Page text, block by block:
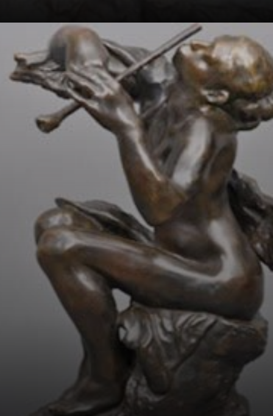
Ela teve um
relacionamento
profundo com o
escultor Auguste
Rodin, marcado
por uma
colaboração
artística intensa e
um amor que
durou muitos